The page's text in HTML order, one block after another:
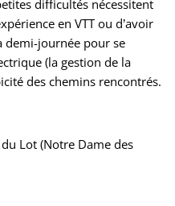
difficultés nécessitent
en VTT ou d’avoir
demi-journée pour se
(la gestion de la
des chemins rencontrés.
Lot (Notre Dame des